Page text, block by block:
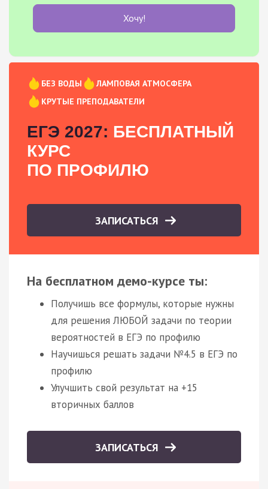
Хочу!
БЕЗ ВОДЫ
ЛАМПОВАЯ АТМОСФЕРА
КРУТЫЕ ПРЕПОДАВАТЕЛИ
ЕГЭ 2027: БЕСПЛАТНЫЙ
КУРС
ПО ПРОФИЛЮ
ЗАПИСАТЬСЯ
На бесплатном демо-курсе ты:
Получишь все формулы, которые нужны
для решения ЛЮБОЙ задачи по теории
вероятностей в ЕГЭ по профилю
Научишься решать задачи №4.5 в ЕГЭ по
профилю
Улучшить свой результат на +15
вторичных баллов
ЗАПИСАТЬСЯ